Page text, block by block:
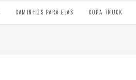
CAMINHOS PARA ELAS COPA TRUCK